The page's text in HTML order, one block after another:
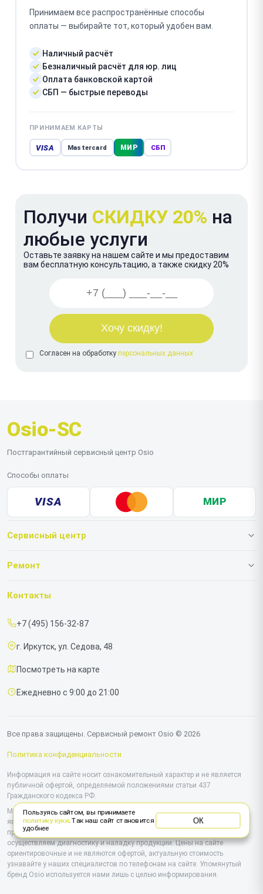
Принимаем все распространённые способы
оплаты — выбирайте тот, который удобен вам.
Наличный расчёт
Безналичный расчёт для юр. лиц
Оплата банковской картой
СБП — быстрые переводы
ПРИНИМАЕМ КАРТЫ
VISA Mastercard МИР СБП
Получи СКИДКУ 20% на
любые услуги
Оставьте заявку на нашем сайте и мы предоставим
вам бесплатную консультацию, а также скидку 20%
Согласен на обработку персональных данных
Osio-SC
Постгарантийный сервисный центр Osio
Способы оплаты
VISA МИР
Сервисный центр
О нашем сервисе
Срочный ремонт
Доставка и способы оплаты
Диагностика
Контакты
Ремонт
Ноутбуков
Контакты
+7 (495) 156-32-87
г. Иркутск, ул. Седова, 48
Посмотреть на карте
Ежедневно с 9:00 до 21:00
Все права защищены. Сервисный ремонт Osio © 2026
Политика конфиденциальности
Информация на сайте носит ознакомительный характер и не является
публичной офертой, определяемой положениями статьи 437
Гражданского кодекса РФ.
Мы специализируемся на обслуживании и ремонте техники Osio, но не
являемся их официальным представителем. Предоставляем
профессиональные услуги после истечения гарантии, а также
осуществляем диагностику и наладку продукции. Цены на сайте
ориентировочные и не являются офертой, актуальную стоимость
узнавайте у наших специалистов по телефонам на сайте. Упомянутый
бренд Osio используется нами лишь с целью информирования.
Пользуясь сайтом, вы принимаете
политику куки. Так наш сайт становится
удобнее
ОК